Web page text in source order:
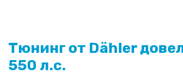
Тюнинг от Dähler довел
550 л.с.